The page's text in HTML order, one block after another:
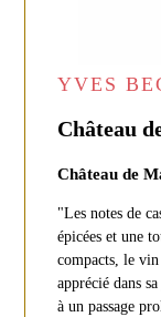
YVES
Château
Château de
"Les notes de
épicées et une
compacts, le
apprécié dans
à un passage